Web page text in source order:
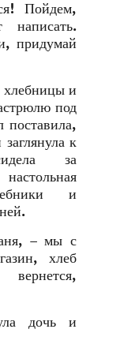
Пойдем,
написать.
придумай
хлебницы и
под
к
за
и
– мы с
хлеб
дочь и